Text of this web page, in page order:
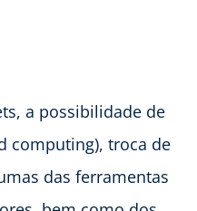
a possibilidade de
computing), troca de
das ferramentas